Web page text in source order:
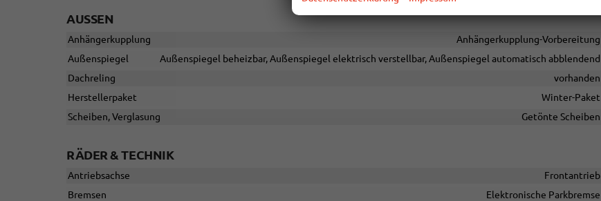
AUSSEN
Anhängerkupplung
Anhängerkupplung-Vorbereitung
Außenspiegel
Außenspiegel beheizbar, Außenspiegel elektrisch verstellbar, Außenspiegel automatisch abblendend
Dachreling
vorhanden
Herstellerpaket
Winter-Paket
Scheiben, Verglasung
Getönte Scheiben
RÄDER & TECHNIK
Antriebsachse
Frontantrieb
Bremsen
Elektronische Parkbremse